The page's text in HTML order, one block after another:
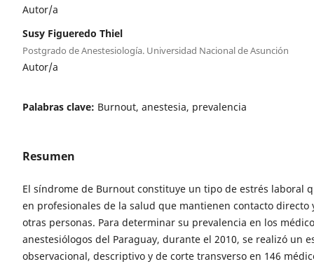
Autor/a
Susy Figueredo Thiel
Postgrado de Anestesiología. Universidad Nacional de Asunción
Autor/a
Palabras clave: Burnout, anestesia, prevalencia
Resumen
El síndrome de Burnout constituye un tipo de estrés laboral
en profesionales de la salud que mantienen contacto directo
otras personas. Para determinar su prevalencia en los
anestesiólogos del Paraguay, durante el 2010, se realizó un
observacional, descriptivo y de corte transverso en 146